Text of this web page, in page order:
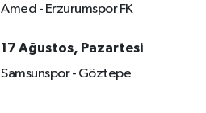
Amed - Erzurumspor FK
17 Ağustos, Pazartesi
Samsunspor - Göztepe